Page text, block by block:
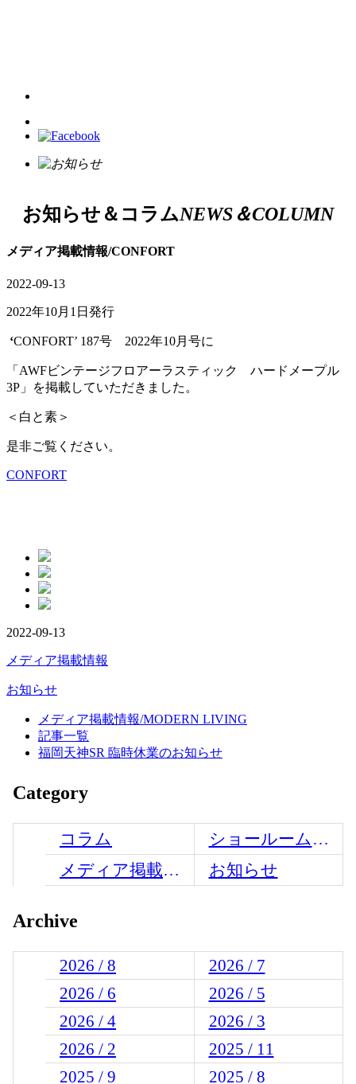
お知らせ＆コラムNEWS＆COLUMN
メディア掲載情報/CONFORT
2022-09-13
2022年10月1日発行
‘CONFORT’ 187号 2022年10月号に
「AWFビンテージフロアーラスティック ハードメープル
3P」を掲載していただきました。
＜白と素＞
是非ご覧ください。
CONFORT
2022-09-13
メディア掲載情報
お知らせ
メディア掲載情報/MODERN LIVING
記事一覧
福岡天神SR 臨時休業のお知らせ
Category
コラム
ショールームからのお知らせ
メディア掲載情報
お知らせ
Archive
2026 / 8
2026 / 7
2026 / 6
2026 / 5
2026 / 4
2026 / 3
2026 / 2
2025 / 11
2025 / 9
2025 / 8